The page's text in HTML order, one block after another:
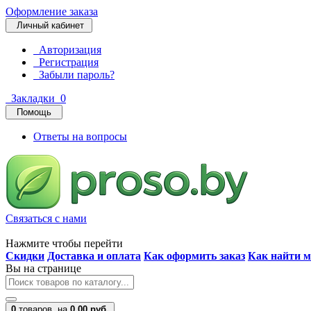
Оформление заказа
Личный кабинет
Авторизация
Регистрация
Забыли пароль?
Закладки 0
Помощь
Ответы на вопросы
Связаться с нами
Нажмите чтобы перейти
Скидки Доставка и оплата Как оформить заказ Как найти
Вы на странице